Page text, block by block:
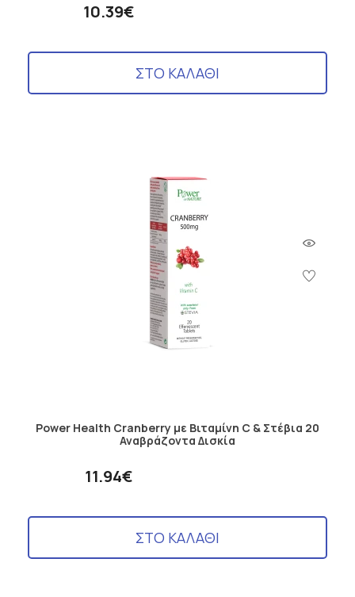
10.39€
ΣΤΟ ΚΑΛΑΘΙ
Power Health Cranberry με Βιταμίνη C & Στέβια 20
Αναβράζοντα Δισκία
11.94€
ΣΤΟ ΚΑΛΑΘΙ